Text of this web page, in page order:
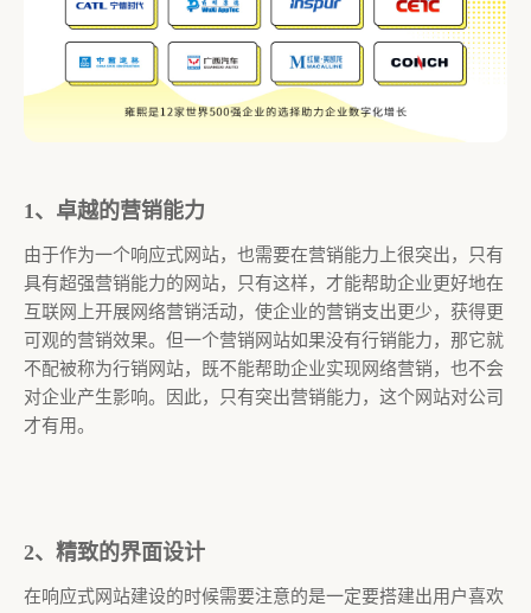
1、卓越的营销能力
由于作为一个响应式网站，也需要在营销能力上很突出，只有
具有超强营销能力的网站，只有这样，才能帮助企业更好地在
互联网上开展网络营销活动，使企业的营销支出更少，获得更
可观的营销效果。但一个营销网站如果没有行销能力，那它就
不配被称为行销网站，既不能帮助企业实现网络营销，也不会
对企业产生影响。因此，只有突出营销能力，这个网站对公司
才有用。
2、精致的界面设计
在响应式网站建设的时候需要注意的是一定要搭建出用户喜欢